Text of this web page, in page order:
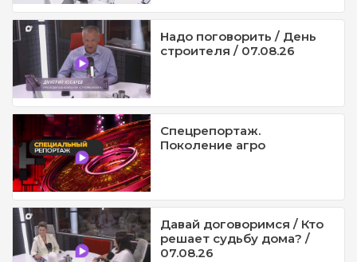
Надо поговорить / День
строителя / 07.08.26
Спецрепортаж.
Поколение агро
Давай договоримся / Кто
решает судьбу дома? /
07.08.26